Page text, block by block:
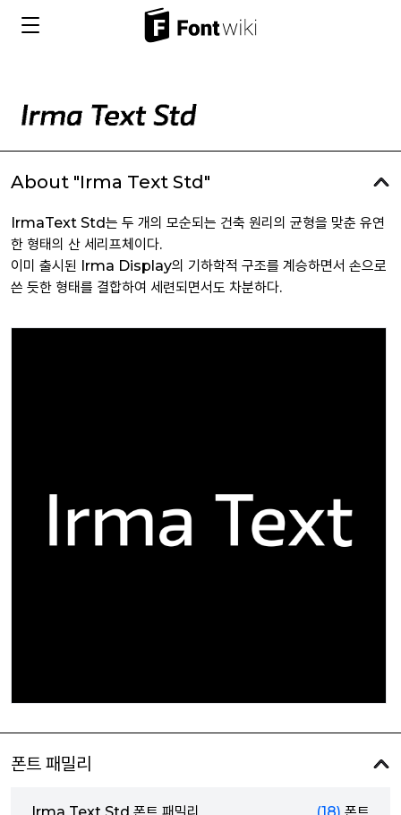
About "Irma Text Std"
IrmaText Std는 두 개의 모순되는 건축 원리의 균형을 맞춘 유연
한 형태의 산 세리프체이다.
이미 출시된 Irma Display의 기하학적 구조를 계승하면서 손으로
쓴 듯한 형태를 결합하여 세련되면서도 차분하다.
폰트 패밀리